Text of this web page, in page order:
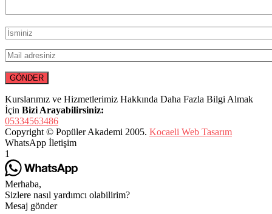
Kurslarımız ve Hizmetlerimiz Hakkında Daha Fazla Bilgi Almak
İçin Bizi Arayabilirsiniz:
05334563486
Copyright © Popüler Akademi 2005. Kocaeli Web Tasarım
WhatsApp İletişim
1
Merhaba,
Sizlere nasıl yardımcı olabilirim?
Mesaj gönder